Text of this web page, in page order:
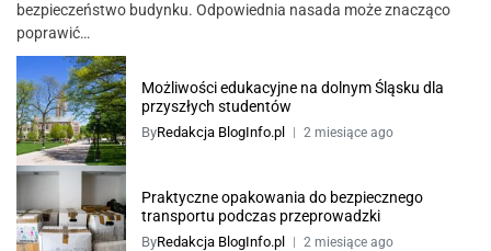
bezpieczeństwo budynku. Odpowiednia nasada może znacząco
poprawić…
Możliwości edukacyjne na dolnym Śląsku dla
przyszłych studentów
ByRedakcja BlogInfo.pl 2 miesiące ago
Praktyczne opakowania do bezpiecznego
transportu podczas przeprowadzki
ByRedakcja BlogInfo.pl 2 miesiące ago